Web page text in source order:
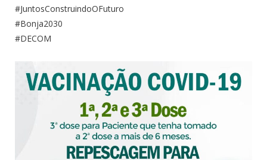
#JuntosConstruindoOFuturo
#Bonja2030
#DECOM